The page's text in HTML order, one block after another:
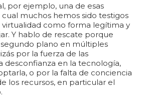
por ejemplo, una de esas
muchos hemos sido testigos
virtualidad como forma legítima y
Y hablo de rescate porque
plano en múltiples
por la fuerza de las
desconfianza en la tecnología,
o por la falta de conciencia
los recursos, en particular el